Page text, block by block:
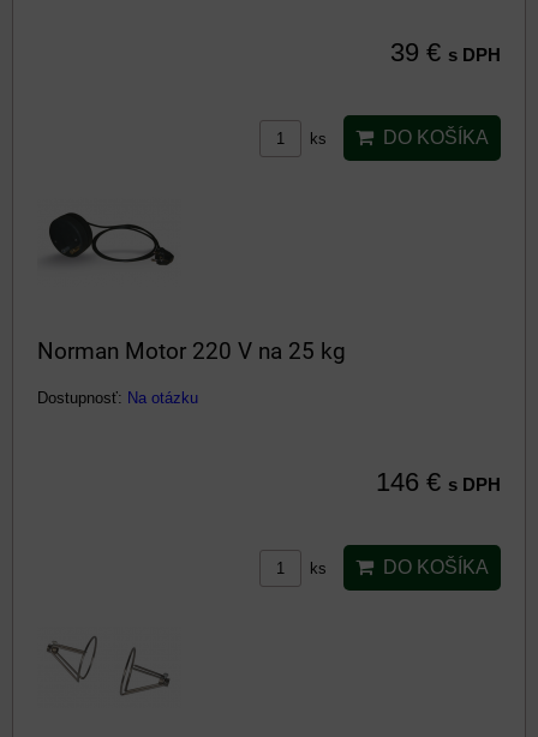
39 € s DPH
ks DO KOŠÍKA
Norman Motor 220 V na 25 kg
Dostupnosť: Na otázku
146 € s DPH
ks DO KOŠÍKA